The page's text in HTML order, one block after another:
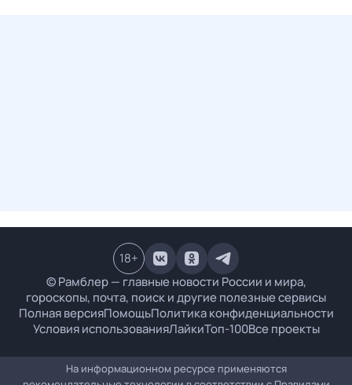
© Рамблер — главные новости России и мира,
гороскопы, почта, поиск и другие полезные сервисы
Полная версияПомощьПолитика конфиденциальности
Условия использованияЛайкиТоп-100Все проекты
18+
На информационном ресурсе применяются